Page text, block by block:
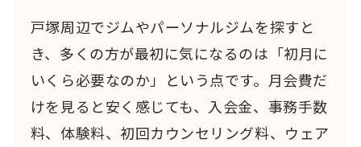
戸塚周辺でジムやパーソナルジムを探すと
き、多くの方が最初に気になるのは「初月に
いくら必要なのか」という点です。月会費だ
けを見ると安く感じても、入会金、事務手数
料、体験料、初回カウンセリング料、ウェア